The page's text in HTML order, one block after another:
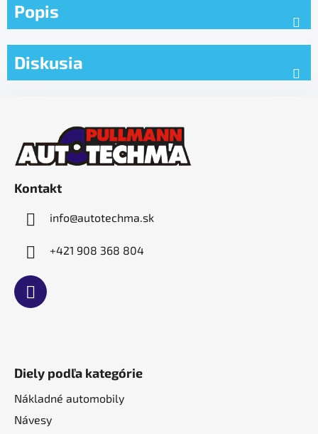
Popis
Diskusia
Kontakt
info@autotechma.sk
+421 908 368 804
Diely podľa kategórie
Nákladné automobily
Návesy